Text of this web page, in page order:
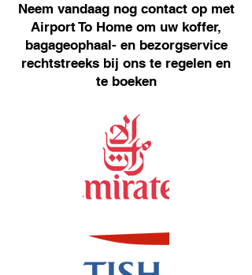
Neem vandaag nog contact op met
Airport To Home om uw koffer,
bagageophaal- en bezorgservice
rechtstreeks bij ons te regelen en
te boeken